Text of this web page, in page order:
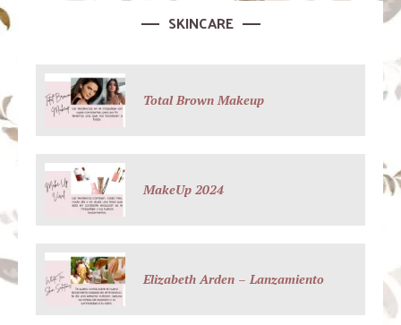
SKINCARE
Total Brown Makeup
MakeUp 2024
Elizabeth Arden – Lanzamiento